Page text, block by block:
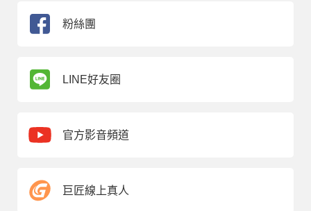
粉絲團
LINE好友圈
官方影音頻道
巨匠線上真人